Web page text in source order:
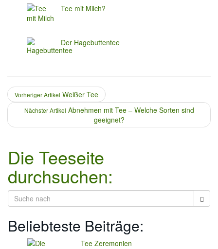
Tee mit Milch?
Der Hagebuttentee
Vorheriger Artikel Weißer Tee
Nächster Artikel Abnehmen mit Tee – Welche Sorten sind
geeignet?
Die Teeseite
durchsuchen:
Beliebteste Beiträge:
Tee Zeremonien